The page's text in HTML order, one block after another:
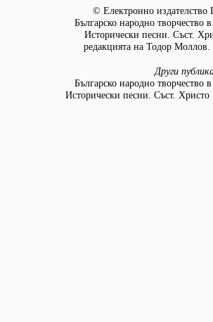
© Електронно издателство
Българско народно творчество
Исторически песни. Съст.
редакцията на Тодор
Други
Българско народно творчество
Исторически песни. Съст.